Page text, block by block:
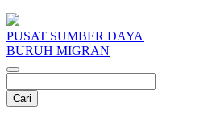
PUSAT SUMBER DAYA
BURUH MIGRAN